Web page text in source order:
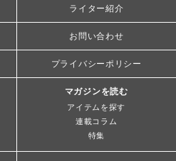
ライター紹介
お問い合わせ
プライバシーポリシー
マガジンを読む
アイテムを探す
連載コラム
特集